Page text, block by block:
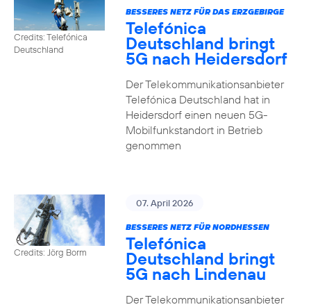
Credits: Telefónica
Deutschland
BESSERES NETZ FÜR DAS ERZGEBIRGE
Telefónica
Deutschland bringt
5G nach Heidersdorf
Der Telekommunikationsanbieter
Telefónica Deutschland hat in
Heidersdorf einen neuen 5G-
Mobilfunkstandort in Betrieb
genommen
Credits: Jörg Borm
07. April 2026
BESSERES NETZ FÜR NORDHESSEN
Telefónica
Deutschland bringt
5G nach Lindenau
Der Telekommunikationsanbieter